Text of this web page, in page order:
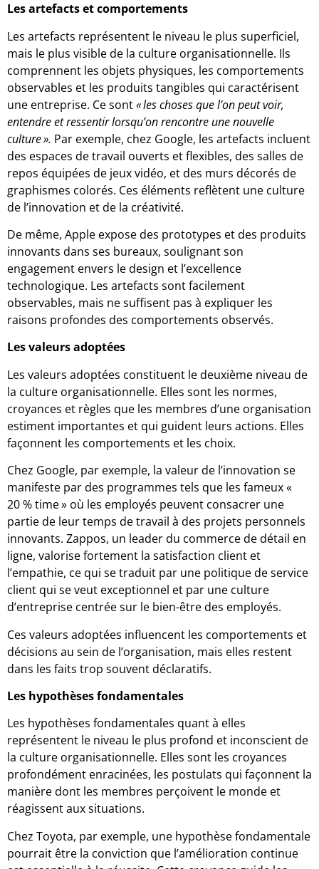
Les artefacts et comportements
Les artefacts représentent le niveau le plus superficiel,
mais le plus visible de la culture organisationnelle. Ils
comprennent les objets physiques, les comportements
observables et les produits tangibles qui caractérisent
une entreprise. Ce sont«les choses que l’on peut voir,
entendre et ressentir lorsqu’on rencontre une nouvelle
culture». Par exemple, chez Google, les artefacts incluent
des espaces de travail ouverts et flexibles, des salles de
repos équipées de jeux vidéo, et des murs décorés de
graphismes colorés. Ces éléments reflètent une culture
de l’innovation et de la créativité.
De même, Apple expose des prototypes et des produits
innovants dans ses bureaux, soulignant son
engagement envers le design et l’excellence
technologique. Les artefacts sont facilement
observables, mais ne suffisent pas à expliquer les
raisons profondes des comportements observés.
Les valeurs adoptées
Les valeurs adoptées constituent le deuxième niveau de
la culture organisationnelle. Elles sont les normes,
croyances et règles que les membres d’une organisation
estiment importantes et qui guident leurs actions. Elles
façonnent les comportements et les choix.
Chez Google, par exemple, la valeur de l’innovation se
manifeste par des programmes tels que les fameux «
20 % time » où les employés peuvent consacrer une
partie de leur temps de travail à des projets personnels
innovants. Zappos, un leader du commerce de détail en
ligne, valorise fortement la satisfaction client et
l’empathie, ce qui se traduit par une politique de service
client qui se veut exceptionnel et par une culture
d’entreprise centrée sur le bien-être des employés.
Ces valeurs adoptées influencent les comportements et
décisions au sein de l’organisation, mais elles restent
dans les faits trop souvent déclaratifs.
Les hypothèses fondamentales
Les hypothèses fondamentales quant à elles
représentent le niveau le plus profond et inconscient de
la culture organisationnelle. Elles sont les croyances
profondément enracinées, les postulats qui façonnent la
manière dont les membres perçoivent le monde et
réagissent aux situations.
Chez Toyota, par exemple, une hypothèse fondamentale
pourrait être la conviction que l’amélioration continue